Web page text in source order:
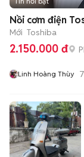
Nồi cơm điện
Mới Toshiba
2.150.000 đ
Linh Hoàng Thùy 7